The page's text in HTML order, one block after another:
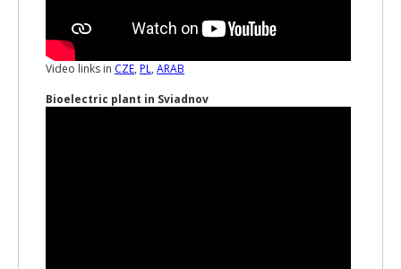
Video links in CZE, PL, ARAB
Bioelectric plant in Sviadnov